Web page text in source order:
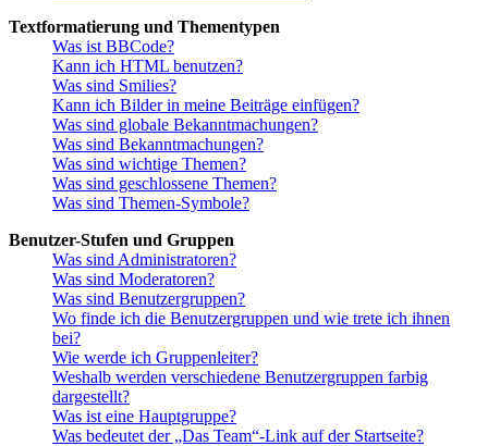
Textformatierung und Thementypen
Was ist BBCode?
Kann ich HTML benutzen?
Was sind Smilies?
Kann ich Bilder in meine Beiträge einfügen?
Was sind globale Bekanntmachungen?
Was sind Bekanntmachungen?
Was sind wichtige Themen?
Was sind geschlossene Themen?
Was sind Themen-Symbole?
Benutzer-Stufen und Gruppen
Was sind Administratoren?
Was sind Moderatoren?
Was sind Benutzergruppen?
Wo finde ich die Benutzergruppen und wie trete ich ihnen
bei?
Wie werde ich Gruppenleiter?
Weshalb werden verschiedene Benutzergruppen farbig
dargestellt?
Was ist eine Hauptgruppe?
Was bedeutet der „Das Team“-Link auf der Startseite?